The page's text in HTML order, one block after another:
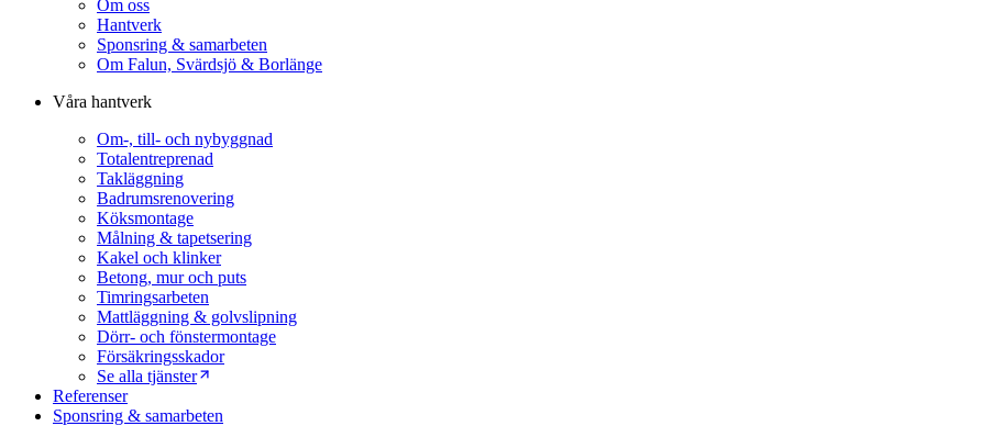
Om oss
Hantverk
Sponsring & samarbeten
Om Falun, Svärdsjö & Borlänge
Våra hantverk
Om-, till- och nybyggnad
Totalentreprenad
Takläggning
Badrumsrenovering
Köksmontage
Målning & tapetsering
Kakel och klinker
Betong, mur och puts
Timringsarbeten
Mattläggning & golvslipning
Dörr- och fönstermontage
Försäkringsskador
Se alla tjänster
Referenser
Sponsring & samarbeten